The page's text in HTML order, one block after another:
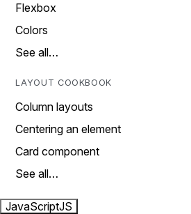
Flexbox
Colors
See all…
LAYOUT COOKBOOK
Column layouts
Centering an element
Card component
See all…
JavaScriptJS